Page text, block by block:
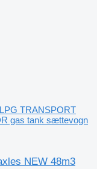
TRANSPORT
gas tank sættevogn
NEW 48m3